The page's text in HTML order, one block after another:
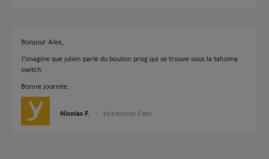
Bonjour Alex,
J'imagine que julien parle du bouton prog qui se trouve sous la tahoma
switch.
Bonne journée.
Nicolas F. il y a environ 5 ans